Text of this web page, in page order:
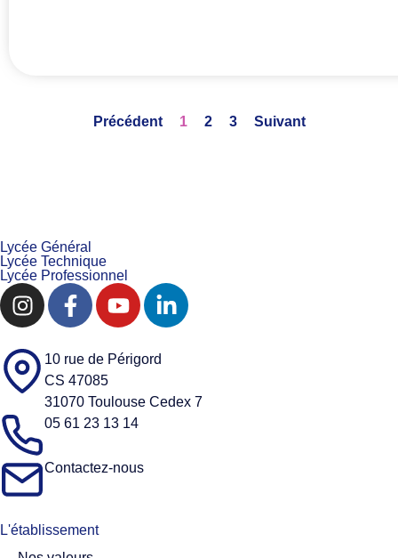
Précédent 1 2 3 Suivant
Lycée Général
Lycée Technique
Lycée Professionnel
10 rue de Périgord
CS 47085
31070 Toulouse Cedex 7
05 61 23 13 14
Contactez-nous
L'établissement